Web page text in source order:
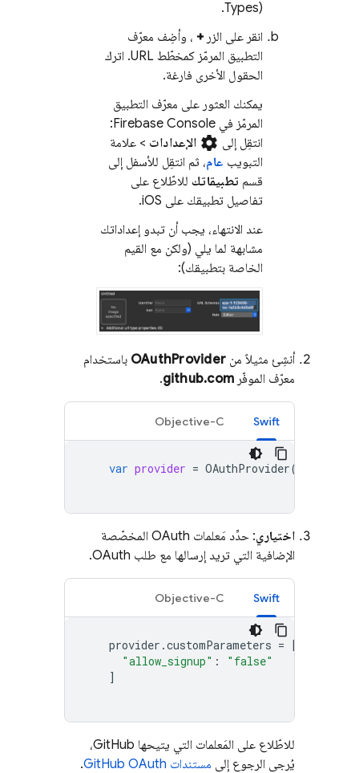
Types).
انقر على الزر+ ، وأضِف معرّف
التطبيق المرمّز كمخطّط URL. اترك
الحقول الأخرى فارغة.
يمكنك العثور على معرّف التطبيق
المرمّز في
Firebase
Console:
انتقِل إلى settings الإعدادات > علامة
التبويب عام، ثم انتقِل للأسفل إلى
قسم تطبيقاتك للاطّلاع على
تفاصيل تطبيقك على iOS.
عند الانتهاء، يجب أن تبدو إعداداتك
مشابهة لما يلي (ولكن مع القيم
الخاصة بتطبيقك):
أنشِئ مثيلاً من OAuthProvider باستخدام
معرّف الموفّر github.com
.
Swift
Objective-C
var provider = OAuthProvider(
اختياري
: حدِّد مَعلمات OAuth المخصّصة
الإضافية التي تريد إرسالها مع طلب OAuth.
Swift
Objective-C
provider .customParameters = [
"allow_signup" :
"false"
]
للاطّلاع على المَعلمات التي يتيحها GitHub،
يُرجى الرجوع إلى مستندات GitHub OAuth
.